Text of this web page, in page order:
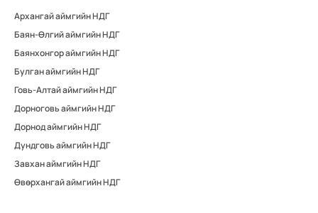
Архангай аймгийн НДГ
Баян-Өлгий аймгийн НДГ
Баянхонгор аймгийн НДГ
Булган аймгийн НДГ
Говь-Алтай аймгийн НДГ
Дорноговь аймгийн НДГ
Дорнод аймгийн НДГ
Дундговь аймгийн НДГ
Завхан аймгийн НДГ
Өвөрхангай аймгийн НДГ